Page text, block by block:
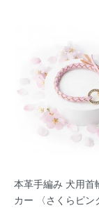
本革手編み 犬用首
カー 〈さくらピン